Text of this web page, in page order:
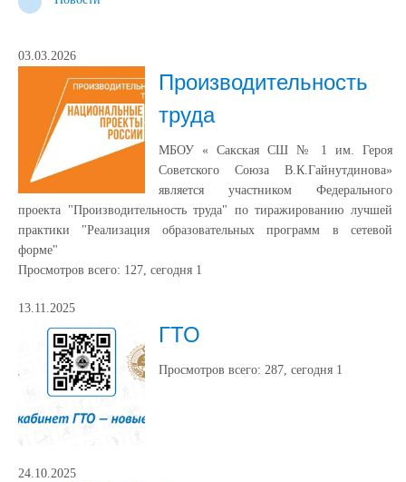
03.03.2026
Производительность
труда
МБОУ « Сакская СШ № 1 им. Героя
Советского Союза В.К.Гайнутдинова»
является участником Федерального
проекта "Производительность труда" по тиражированию лучшей
практики "Реализация образовательных программ в сетевой
форме"
Просмотров всего: 127, сегодня 1
13.11.2025
ГТО
Просмотров всего: 287, сегодня 1
24.10.2025